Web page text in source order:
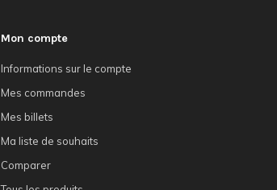
Mon compte
Informations sur le compte
Mes commandes
Mes billets
Ma liste de souhaits
Comparer